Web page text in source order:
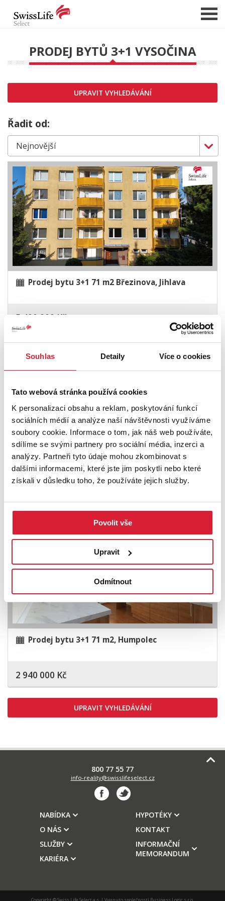
Souhlas Detaily Více o cookies
Tato webová stránka používá cookies
K personalizaci obsahu a reklam, poskytování funkcí
sociálních médií a analýze naší návštěvnosti využíváme
soubory cookie. Informace o tom, jak náš web používáte,
sdílíme se svými partnery pro sociální média, inzerci a
analýzy. Partneři tyto údaje mohou zkombinovat s
dalšími informacemi, které jste jim poskytli nebo které
získali v důsledku toho, že používáte jejich služby.
Povolit vše
Upravit
Odmítnout
NABÍDKA NEMOVITOSTÍ
CHCI PRODAT / PRONAJMOUT
HLÍDAT NOVÉ NABÍDKY
CHCI OCENIT NEMOVITOST
O NÁS
REFERENCE
SLUŽBY
KARIÉRA
FINANCOVÁNÍ / HYPOTÉKA
PRODEJ BYTŮ 3+1 VYSOČINA
UPRAVIT VYHLEDÁVÁNÍ
Řadit od:
Prodej bytu 3+1 71 m2 Březinova, Jihlava
5 490 000 Kč
Rezervace
Prodej bytu 3+1 74 m2 B. Smetany, Třešť
Prodej bytu 3+1 71 m2, Humpolec
2 940 000 Kč
UPRAVIT VYHLEDÁVÁNÍ
800 77 55 77
info-reality@swisslifeselect.cz
NABÍDKA
O NÁS
SLUŽBY
KARIÉRA
HYPOTÉKY
KONTAKT
INFORMAČNÍ
MEMORANDUM